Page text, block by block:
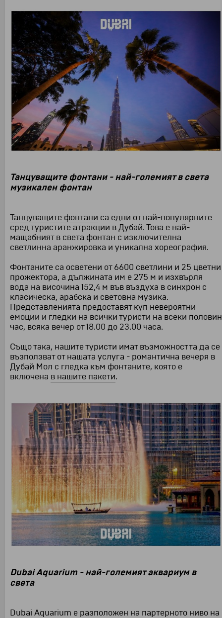
Танцуващите фонтани - най-големият в света
музикален фонтан
Танцуващите фонтани са едни от най-популярните
сред туристите атракции в Дубай. Това е най-
мащабният в света фонтан с изключителна
светлинна аранжировка и уникална хореография.
Фонтаните са осветени от 6600 светлини и 25 цветни
прожектора, а дължината им е 275 м и изхвърля
вода на височина 152,4 м във въздуха в синхрон с
класическа, арабска и световна музика.
Представленията предоставят куп невероятни
емоции и гледки на всички туристи на всеки половин
час, всяка вечер от 18.00 до 23.00 часа.
Също така, нашите туристи имат възможността да се
възползват от нашата услуга - романтична вечеря в
Дубай Мол с гледка към фонтаните, която е
включена в нашите пакети.
Dubai Aquarium - най-големият аквариум в
света
Dubai Aquarium е разположен на партерното ниво на